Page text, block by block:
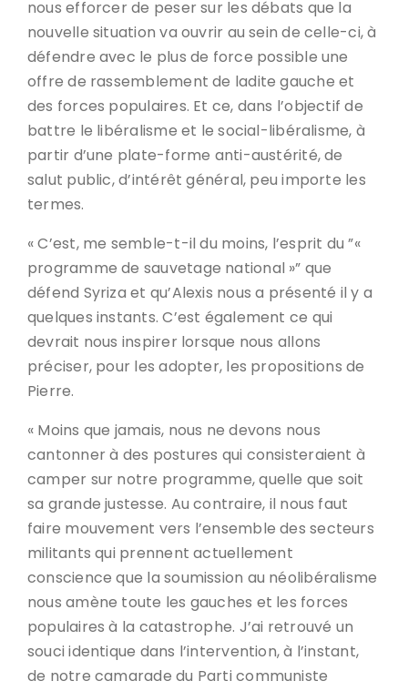
nous efforcer de peser sur les débats que la
nouvelle situation va ouvrir au sein de celle-ci, à
défendre avec le plus de force possible une
offre de rassemblement de ladite gauche et
des forces populaires. Et ce, dans l’objectif de
battre le libéralisme et le social-libéralisme, à
partir d’une plate-forme anti-austérité, de
salut public, d’intérêt général, peu importe les
termes.
« C’est, me semble-t-il du moins, l’esprit du ”«
programme de sauvetage national »” que
défend Syriza et qu’Alexis nous a présenté il y a
quelques instants. C’est également ce qui
devrait nous inspirer lorsque nous allons
préciser, pour les adopter, les propositions de
Pierre.
« Moins que jamais, nous ne devons nous
cantonner à des postures qui consisteraient à
camper sur notre programme, quelle que soit
sa grande justesse. Au contraire, il nous faut
faire mouvement vers l’ensemble des secteurs
militants qui prennent actuellement
conscience que la soumission au néolibéralisme
nous amène toute les gauches et les forces
populaires à la catastrophe. J’ai retrouvé un
souci identique dans l’intervention, à l’instant,
de notre camarade du Parti communiste